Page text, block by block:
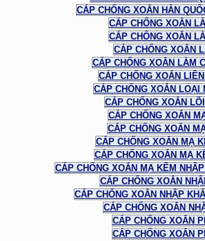
CÁP CHỐNG XOẮN HÀN
CÁP CHỐNG XOẮN
CÁP CHỐNG XOẮN
CÁP CHỐNG XOẮN
CÁP CHỐNG XOẮN LÀM
CÁP CHỐNG XOẮN
CÁP CHỐNG XOẮN LOẠI
CÁP CHỐNG XOẮN
CÁP CHỐNG XOẮN
CÁP CHỐNG XOẮN
CÁP CHỐNG XOẮN MẠ
CÁP CHỐNG XOẮN MẠ
CÁP CHỐNG XOẮN MẠ KẼM
CÁP CHỐNG XOẮN
CÁP CHỐNG XOẮN NHẬP
CÁP CHỐNG XOẮN
CÁP CHỐNG XOẮN
CÁP CHỐNG XOẮN